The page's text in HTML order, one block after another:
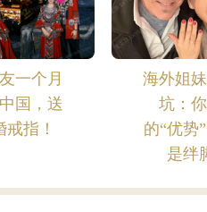
一个月
国，送
戒指！
海外姐
坑：
的“优势
是绊